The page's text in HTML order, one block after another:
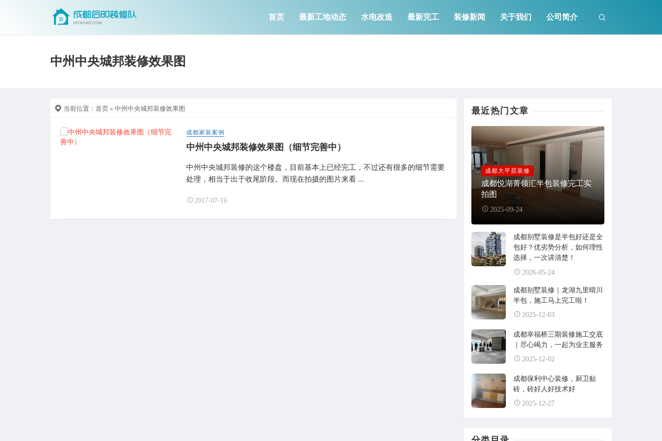
首页 最新工地动态 水电改造 最新完工 装修新闻 关于我们 公司简介
中州中央城邦装修效果图
当前位置： 首页 » 中州中央城邦装修效果图
成都家装案例
中州中央城邦装修效果图（细节完善中）
中州中央城邦装修的这个楼盘，目前基本上已经完工，不过还有很多的细节需要
处理，相当于出于收尾阶段。而现在拍摄的图片来看 ...
2017-07-16
最近热门文章
成都大平层装修
成都悦湖菁领汇半包装修完工实
拍图
2025-09-24
成都别墅装修是半包好还是全
包好？优劣势分析，如何理性
选择，一次讲清楚！
2026-05-24
成都别墅装修｜龙湖九里晴川
半包，施工马上完工啦！
2025-12-03
成都幸福桥三期装修施工交底
｜尽心竭力，一起为业主服务
2025-12-02
成都保利中心装修，厨卫贴
砖，砖好人好技术好
2025-12-27